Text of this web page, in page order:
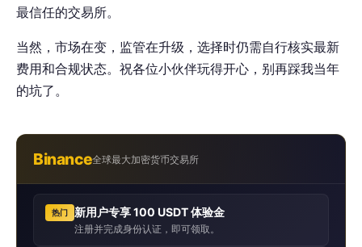
最信任的交易所。
当然，市场在变，监管在升级，选择时仍需自行核实最新
费用和合规状态。祝各位小伙伴玩得开心，别再踩我当年
的坑了。
Binance全球最大加密货币交易所
热门 新用户专享 100 USDT 体验金
注册并完成身份认证，即可领取。